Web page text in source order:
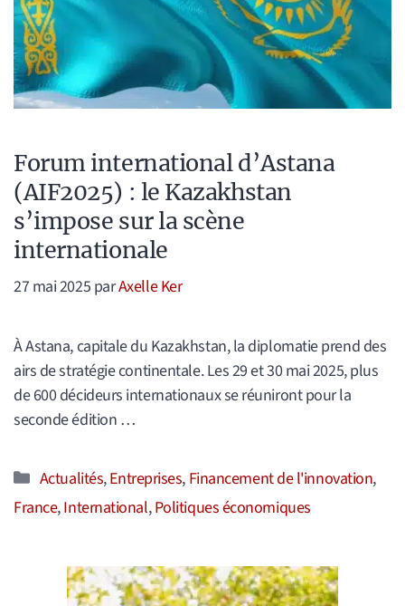
Forum international d’Astana
(AIF2025) : le Kazakhstan
s’impose sur la scène
internationale
27 mai 2025 parAxelle Ker
À Astana, capitale du Kazakhstan, la diplomatie prend des
airs de stratégie continentale. Les 29 et 30 mai 2025, plus
de 600 décideurs internationaux se réuniront pour la
seconde édition …
Catégories
Actualités,Entreprises, Financement de l'innovation,
France,International,Politiques économiques